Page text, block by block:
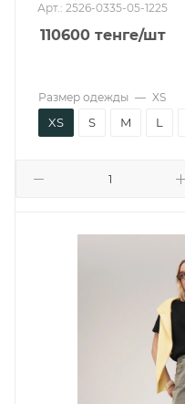
Арт.: 2526-0335-05-1225
110600 тенге/шт
Размер одежды — XS
XS S M L